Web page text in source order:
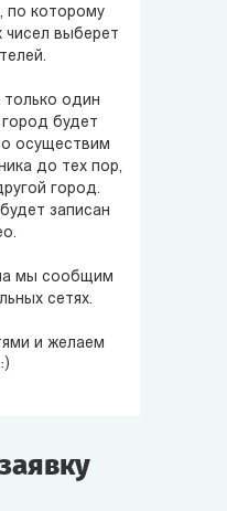
по которому
чисел выберет
один
будет
осуществим
до тех пор,
город.
записан
мы сообщим
сетях.
и желаем